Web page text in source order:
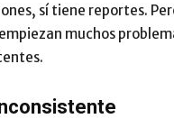
sí tiene reportes.
muchos